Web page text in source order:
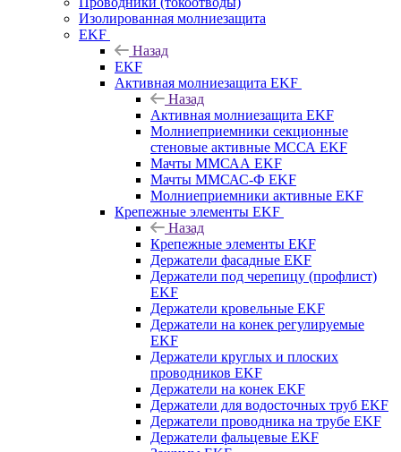
Изолированная молниезащита
EKF
Назад
EKF
Активная молниезащита EKF
Назад
Активная молниезащита EKF
Молниеприемники секционные
стеновые активные МССА EKF
Мачты ММСАА EKF
Мачты ММСАС-Ф EKF
Молниеприемники активные EKF
Крепежные элементы EKF
Назад
Крепежные элементы EKF
Держатели фасадные EKF
Держатели под черепицу (профлист)
EKF
Держатели кровельные EKF
Держатели на конек регулируемые
EKF
Держатели круглых и плоских
проводников EKF
Держатели на конек EKF
Держатели для водосточных труб EKF
Держатели проводника на трубе EKF
Держатели фальцевые EKF